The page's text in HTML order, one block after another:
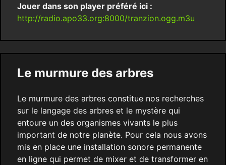
Jouer dans son player préféré ici :
http://radio.apo33.org:8000/tranzion.ogg.m3u
Le murmure des arbres
Le murmure des arbres constitue nos recherches
sur le langage des arbres et le mystère qui
entoure un des organismes vivants le plus
important de notre planète. Pour cela nous avons
mis en place une installation sonore permanente
en ligne qui permet de mixer et de transformer en